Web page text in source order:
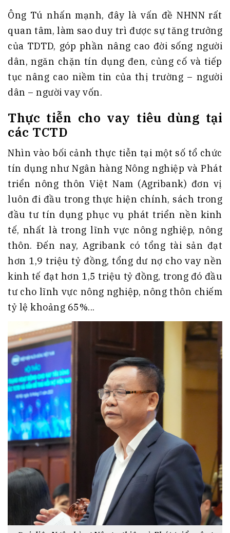
Ông Tú nhấn mạnh, đây là vấn đề NHNN rất
quan tâm, làm sao duy trì được sự tăng trưởng
của TDTD, góp phần nâng cao đời sống người
dân, ngăn chặn tín dụng đen, củng cố và tiếp
tục nâng cao niềm tin của thị trường – người
dân – người vay vốn.
Thực tiễn cho vay tiêu dùng tại
các TCTD
Nhìn vào bối cảnh thực tiễn tại một số tổ chức
tín dụng như Ngân hàng Nông nghiệp và Phát
triển nông thôn Việt Nam (Agribank) đơn vị
luôn đi đầu trong thực hiện chính, sách trong
đầu tư tín dụng phục vụ phát triển nền kinh
tế, nhất là trong lĩnh vực nông nghiệp, nông
thôn. Đến nay, Agribank có tổng tài sản đạt
hơn 1,9 triệu tỷ đồng, tổng dư nợ cho vay nền
kinh tế đạt hơn 1,5 triệu tỷ đồng, trong đó đầu
tư cho lĩnh vực nông nghiệp, nông thôn chiếm
tỷ lệ khoảng 65%...